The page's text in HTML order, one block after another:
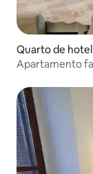
Quarto de hotel
Apartamento